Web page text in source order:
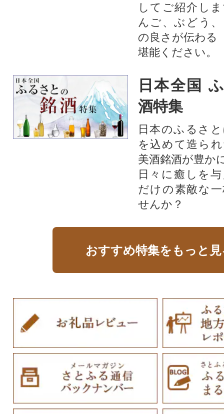
してご紹介し
んご、ぶどう
の良さが伝わる
堪能ください。
日本全国
酒特集
日本のふるさ
を込めて造ら
美酒銘酒が豊か
日々に癒しを
だけの素敵な
せんか？
おすすめ特集をもっと